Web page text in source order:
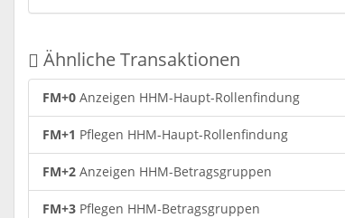
Ähnliche Transaktionen
FM+0 Anzeigen HHM-Haupt-Rollenfindung
FM+1 Pflegen HHM-Haupt-Rollenfindung
FM+2 Anzeigen HHM-Betragsgruppen
FM+3 Pflegen HHM-Betragsgruppen